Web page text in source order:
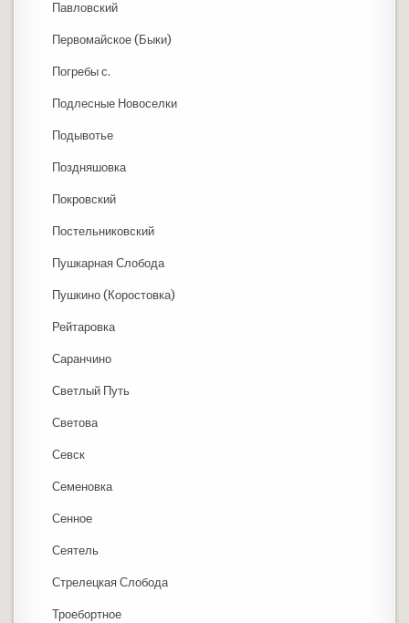
Павловский
Первомайское (Быки)
Погребы с.
Подлесные Новоселки
Подывотье
Поздняшовка
Покровский
Постельниковский
Пушкарная Слобода
Пушкино (Коростовка)
Рейтаровка
Саранчино
Светлый Путь
Светова
Севск
Семеновка
Сенное
Сеятель
Стрелецкая Слобода
Троебортное